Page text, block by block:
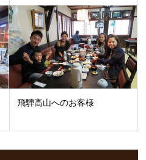
飛騨高山へのお客様